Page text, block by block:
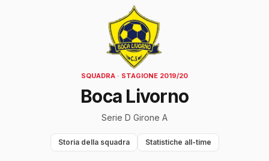
SQUADRA · STAGIONE 2019/20
Boca Livorno
Serie D Girone A
Storia della squadra Statistiche all-time